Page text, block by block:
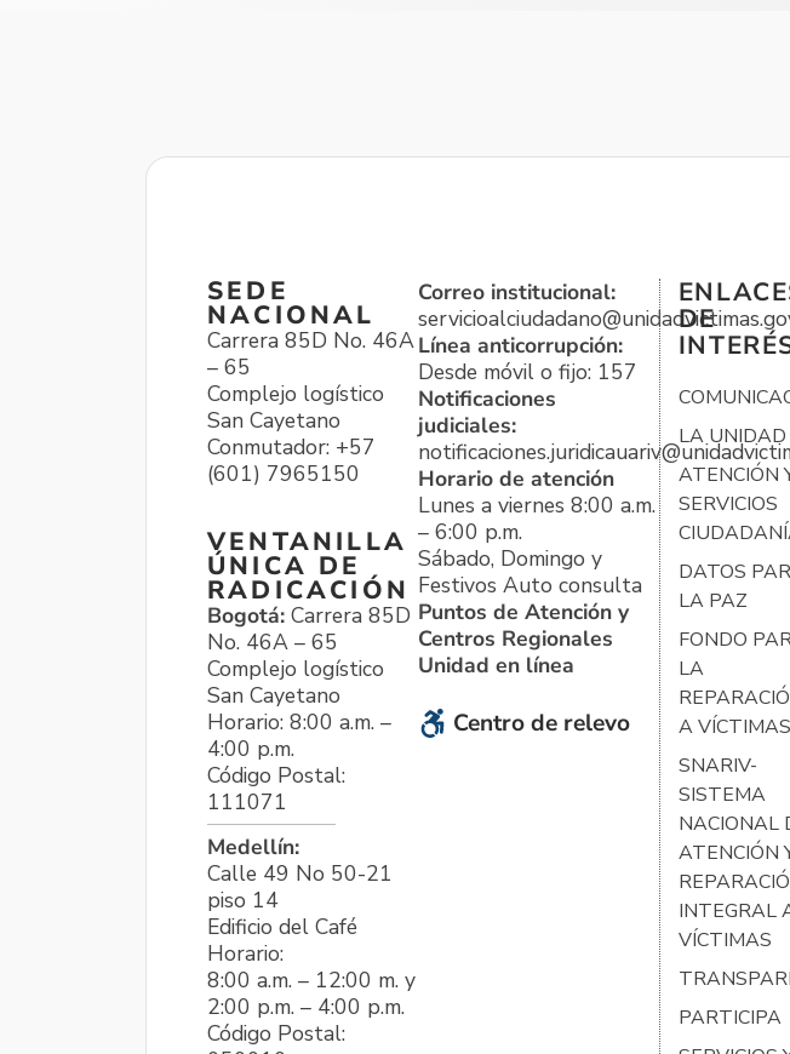
SEDE
NACIONAL
Carrera 85D No. 46A
– 65
Complejo logístico
San Cayetano
Conmutador: +57
(601) 7965150
VENTANILLA
ÚNICA DE
RADICACIÓN
Bogotá: Carrera 85D
No. 46A – 65
Complejo logístico
San Cayetano
Horario: 8:00 a.m. –
4:00 p.m.
Código Postal:
111071
Medellín:
Calle 49 No 50-21
piso 14
Edificio del Café
Horario:
8:00 a.m. – 12:00 m. y
2:00 p.m. – 4:00 p.m.
Código Postal:
Correo institucional:
Línea anticorrupción:
Desde móvil o fijo: 157
Notificaciones
judiciales:
Horario de atención
Lunes a viernes 8:00 a.m.
– 6:00 p.m.
Sábado, Domingo y
Festivos Auto consulta
Puntos de Atención y
Centros Regionales
Unidad en línea
Centro de relevo
DE
LA UNIDAD
ATENCIÓN
SERVICIOS
DATOS
LA PAZ
FONDO
LA
A VÍCTIMAS
SNARIV-
SISTEMA
NACIONAL
ATENCIÓN
INTEGRAL
VÍCTIMAS
PARTICIPA